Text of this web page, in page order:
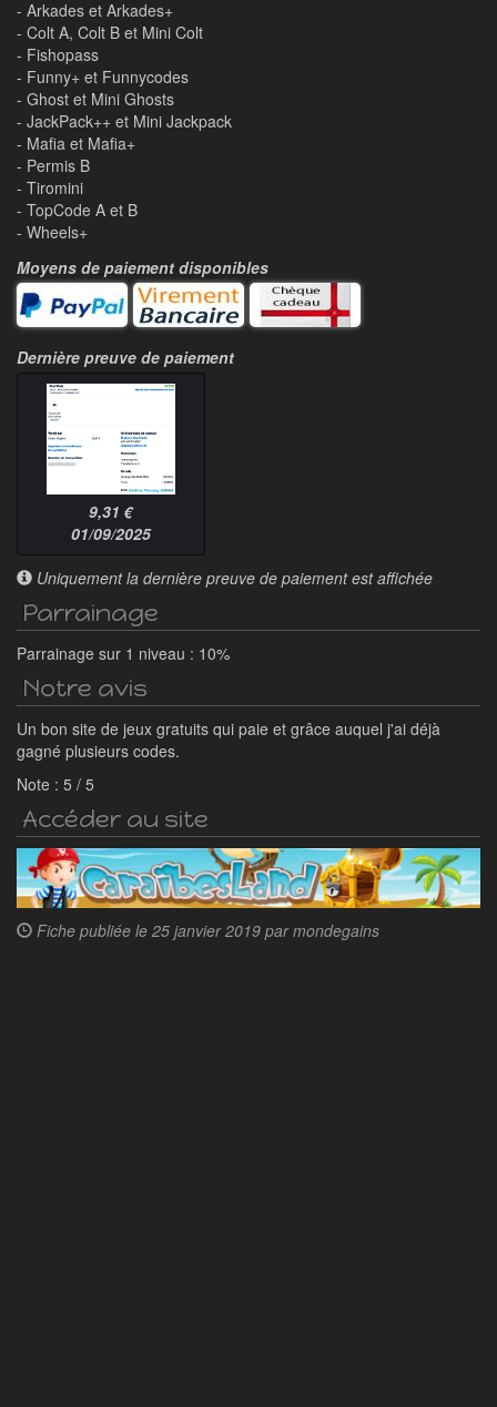
- Arkades et Arkades+
- Colt A, Colt B et Mini Colt
- Fishopass
- Funny+ et Funnycodes
- Ghost et Mini Ghosts
- JackPack++ et Mini Jackpack
- Mafia et Mafia+
- Permis B
- Tiromini
- TopCode A et B
- Wheels+
Moyens de paiement disponibles
Dernière preuve de paiement
9,31 €
01/09/2025
Uniquement la dernière preuve de paiement est affichée
Parrainage
Parrainage sur 1 niveau : 10%
Notre avis
Un bon site de jeux gratuits qui paie et grâce auquel j'ai déjà
gagné plusieurs codes.
Note : 5 / 5
Accéder au site
Fiche publiée le 25 janvier 2019 parmondegains